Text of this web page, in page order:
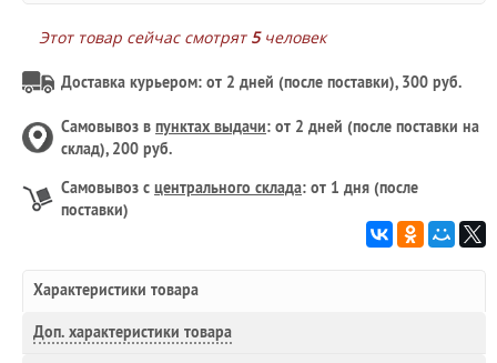
Этот товар сейчас смотрят 5человек
Доставка курьером: от 2 дней (после поставки), 300 руб.
Самовывоз в пунктах выдачи: от 2 дней (после поставки на
склад), 200 руб.
Самовывоз с центрального склада: от 1 дня (после
поставки)
Характеристики товара
Доп. характеристики товара